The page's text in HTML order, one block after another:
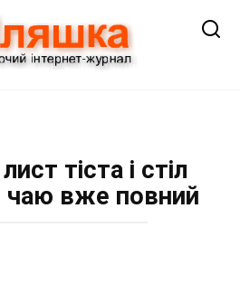
тіста і стіл
чаю вже повний